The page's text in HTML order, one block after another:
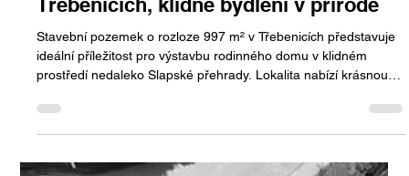
Na prodej: Stavební pozemek v
Třebenicích, klidné bydlení v přírodě
Stavební pozemek o rozloze 997 m² v Třebenicích představuje
prostředí nedaleko Slapské přehrady. Lokalita nabízí krásnou
přírodu, dostupné inženýrské sítě a pohodlné spojení do Prahy.